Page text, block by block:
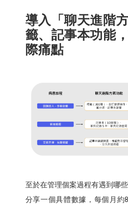
導入「聊天進階
籤、記事本功能
際痛點
至於在管理個案過程有遇到哪
分享一個具體數據，每個月約